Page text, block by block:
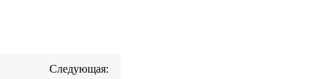
Следующая: